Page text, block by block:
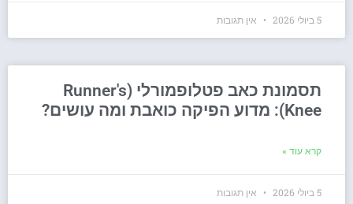
5 ביולי 2026 אין תגובות
תסמונת כאב פטלופמורלי (Runner's
Knee): מדוע הפיקה כואבת ומה עושים?
קרא עוד »
5 ביולי 2026 אין תגובות